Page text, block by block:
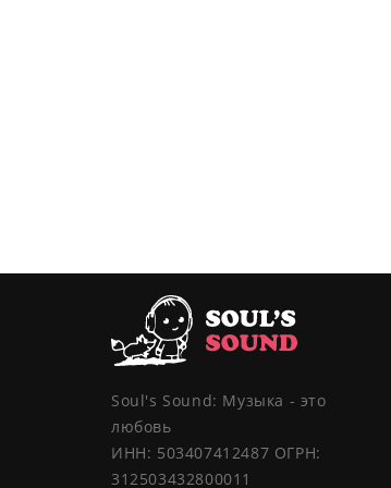
Soul's Sound: Музыка - это
любовь
ИНН: 503407412487 ОГРН:
312503432800011